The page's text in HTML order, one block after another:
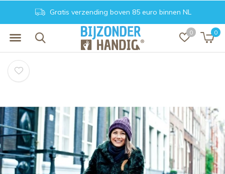
0 0
Gratis verzending boven 85 euro binnen NL